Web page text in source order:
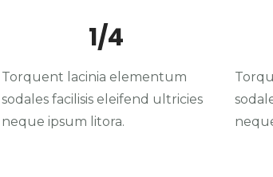
1/4
Torquent lacinia elementum
sodales facilisis eleifend ultricies
neque ipsum litora.